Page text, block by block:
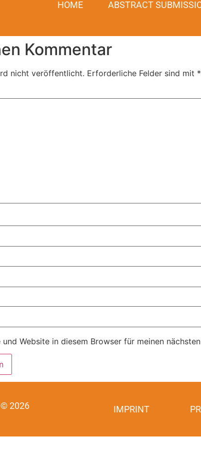
HOME ABSTRACT
Kommentar
nicht veröffentlicht. Erforderliche Felder sind mit *
Website in diesem Browser für meinen
© 2026 IMPRINT